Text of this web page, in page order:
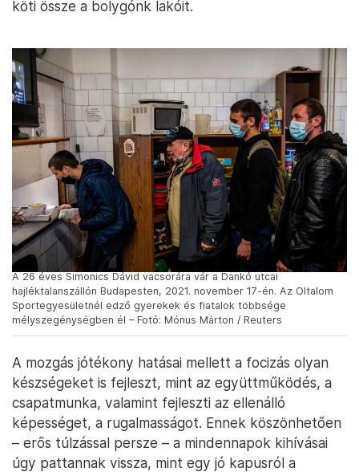
köti össze a bolygónk lakóit.
A 26 éves Simonics Dávid vacsorára vár a Dankó utcai
hajléktalanszállón Budapesten, 2021. november 17-én. Az Oltalom
Sportegyesületnél edző gyerekek és fiatalok többsége
mélyszegénységben él – Fotó: Mónus Márton / Reuters
A mozgás jótékony hatásai mellett a focizás olyan
készségeket is fejleszt, mint az együttműködés, a
csapatmunka, valamint fejleszti az ellenálló
képességet, a rugalmasságot. Ennek köszönhetően
– erős túlzással persze – a mindennapok kihívásai
úgy pattannak vissza, mint egy jó kapusról a